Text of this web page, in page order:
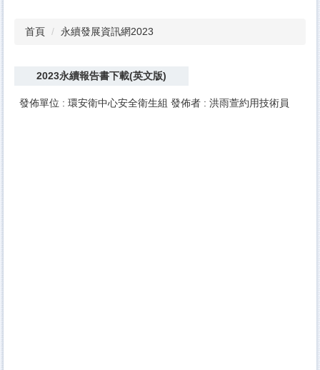
首頁 永續發展資訊網2023
2023永續報告書下載(英文版)
發佈單位 : 環安衛中心安全衛生組 發佈者 : 洪雨萱約用技術員